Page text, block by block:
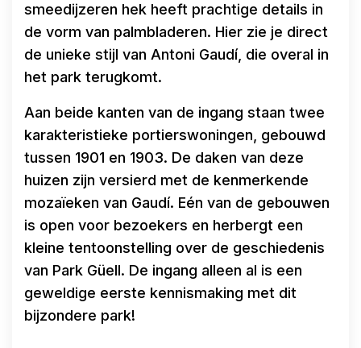
smeedijzeren hek heeft prachtige details in
de vorm van palmbladeren. Hier zie je direct
de unieke stijl van Antoni Gaudí, die overal in
het park terugkomt.
Aan beide kanten van de ingang staan twee
karakteristieke portierswoningen, gebouwd
tussen 1901 en 1903. De daken van deze
huizen zijn versierd met de kenmerkende
mozaïeken van Gaudí. Eén van de gebouwen
is open voor bezoekers en herbergt een
kleine tentoonstelling over de geschiedenis
van Park Güell. De ingang alleen al is een
geweldige eerste kennismaking met dit
bijzondere park!